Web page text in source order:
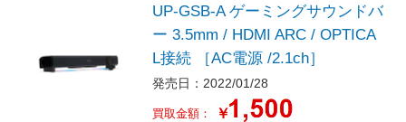
UP-GSB-A ゲーミングサウンドバ
ー 3.5mm / HDMI ARC / OPTICA
L接続 ［AC電源 /2.1ch］
発売日：2022/01/28
買取金額： ￥